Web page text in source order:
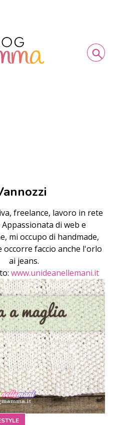
freelance, lavoro in rete
di web e
mi occupo di handmade,
occorre faccio anche l'orlo
ai jeans.
www.unideanellemani.it